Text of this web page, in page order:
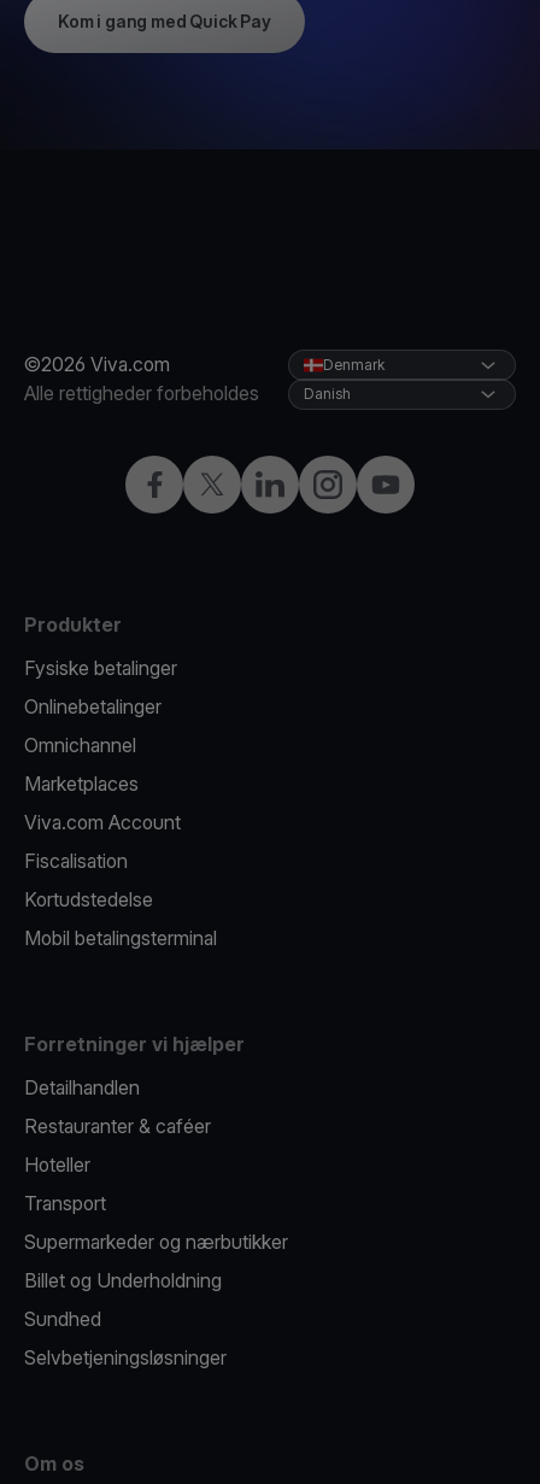
Kom i gang med Quick Pay
©2026 Viva.com
Alle rettigheder forbeholdes
Facebook
X LinkedInInstagramYouTube
Denmark
Danish
Produkter
Fysiske betalinger
Onlinebetalinger
Omnichannel
Marketplaces
Viva.com Account
Fiscalisation
Kortudstedelse
Mobil betalingsterminal
Forretninger vi hjælper
Detailhandlen
Restauranter & caféer
Hoteller
Transport
Supermarkeder og nærbutikker
Billet og Underholdning
Sundhed
Selvbetjeningsløsninger
Om os